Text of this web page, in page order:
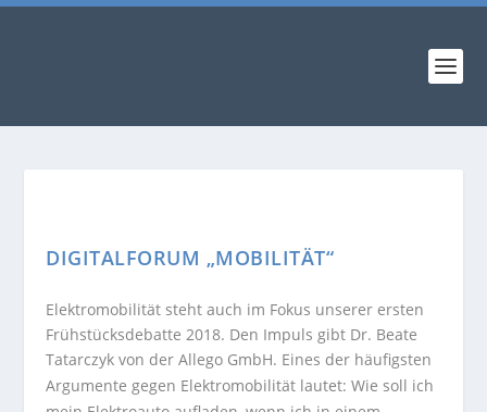
DIGITALFORUM „MOBILITÄT“
Elektromobilität steht auch im Fokus unserer ersten
Frühstücksdebatte 2018. Den Impuls gibt Dr. Beate
Tatarczyk von der Allego GmbH. Eines der häufigsten
Argumente gegen Elektromobilität lautet: Wie soll ich